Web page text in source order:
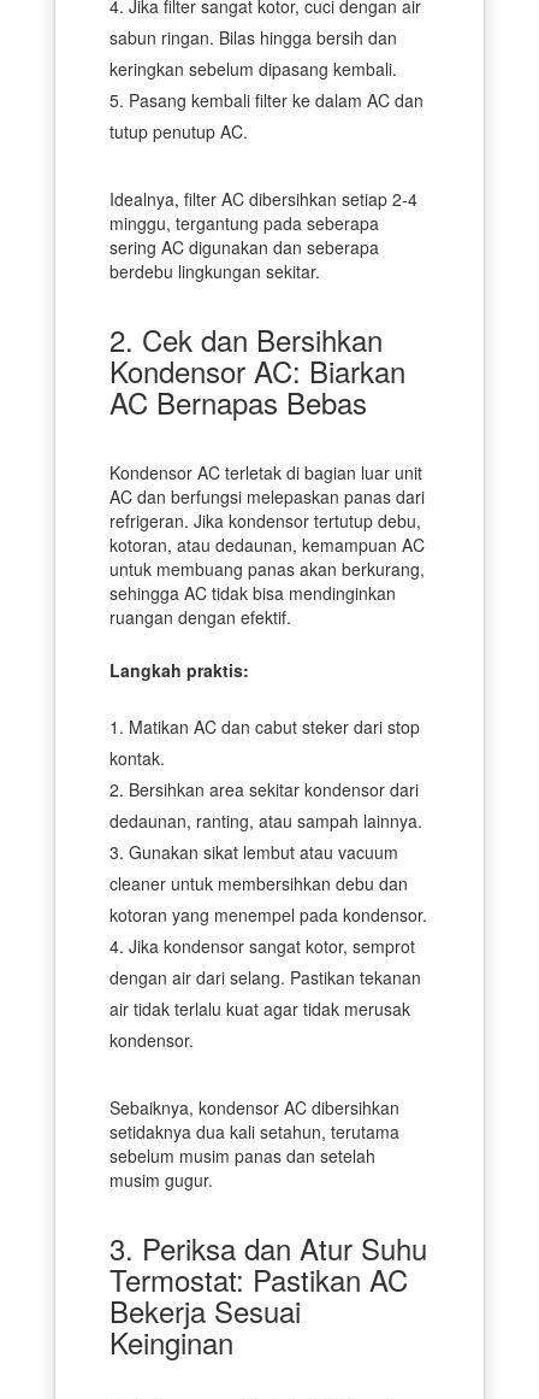
Jika filter sangat kotor, cuci dengan air
sabun ringan. Bilas hingga bersih dan
keringkan sebelum dipasang kembali.
Pasang kembali filter ke dalam AC dan
tutup penutup AC.
Idealnya, filter AC dibersihkan setiap 2-4
minggu, tergantung pada seberapa
sering AC digunakan dan seberapa
berdebu lingkungan sekitar.
2. Cek dan Bersihkan
Kondensor AC: Biarkan
AC Bernapas Bebas
Kondensor AC terletak di bagian luar unit
AC dan berfungsi melepaskan panas dari
refrigeran. Jika kondensor tertutup debu,
kotoran, atau dedaunan, kemampuan AC
untuk membuang panas akan berkurang,
sehingga AC tidak bisa mendinginkan
ruangan dengan efektif.
Langkah praktis:
Matikan AC dan cabut steker dari stop
kontak.
Bersihkan area sekitar kondensor dari
dedaunan, ranting, atau sampah lainnya.
Gunakan sikat lembut atau vacuum
cleaner untuk membersihkan debu dan
kotoran yang menempel pada kondensor.
Jika kondensor sangat kotor, semprot
dengan air dari selang. Pastikan tekanan
air tidak terlalu kuat agar tidak merusak
kondensor.
Sebaiknya, kondensor AC dibersihkan
setidaknya dua kali setahun, terutama
sebelum musim panas dan setelah
musim gugur.
3. Periksa dan Atur Suhu
Termostat: Pastikan AC
Bekerja Sesuai
Keinginan